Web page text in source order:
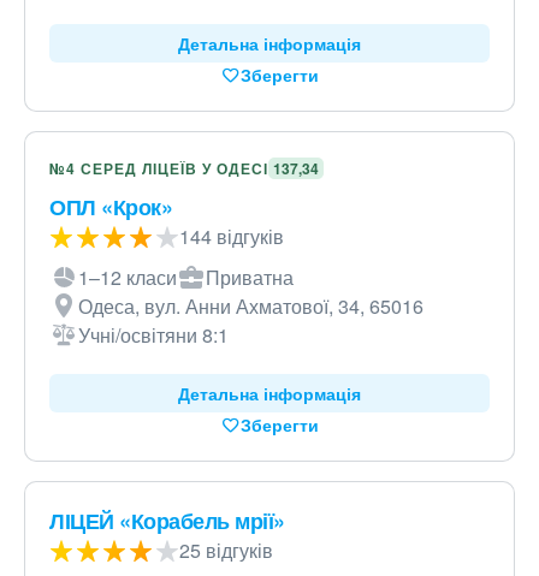
Детальна інформація
Зберегти
№4 СЕРЕД ЛІЦЕЇВ У ОДЕСІ 137,34
ОПЛ «Крок»
144 відгуків
1–12 класи
Приватна
Одеса, вул. Анни Ахматової, 34, 65016
Учні/освітяни 8:1
Детальна інформація
Зберегти
ЛІЦЕЙ «Корабель мрії»
25 відгуків